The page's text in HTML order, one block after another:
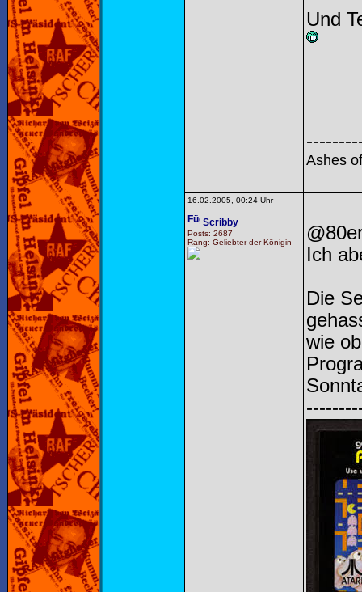
Und
Ashes
16.02.2005, 00:24 Uhr
Scribby
Posts: 2687
Rang: Geliebter der Königin
Ich
Die
wie